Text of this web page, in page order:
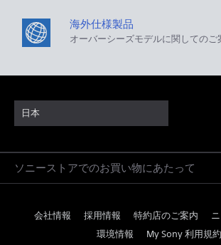
海外仕様製品
オーバーシーズモデルに関してのご
日本
ソニーストアでのお買い物にあたって
会社情報 採用情報 特約店のご案内
環境情報
My Sony 利用規約